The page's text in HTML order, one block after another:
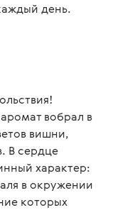
день.
вобрал в
вишни,
В сердце
характер:
в окружении
которых